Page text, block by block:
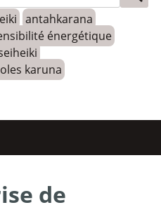
antahkarana
énergétique
karuna
de